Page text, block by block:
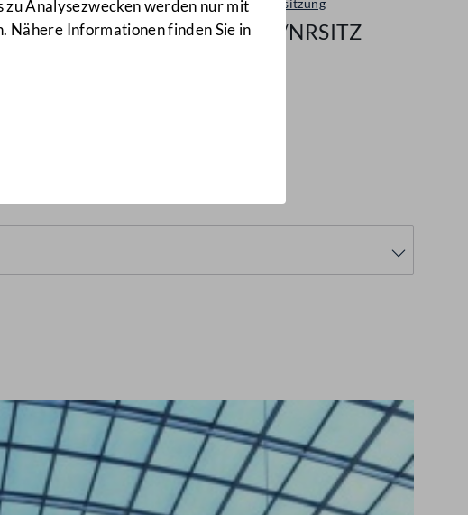
Analysezwecken werden nur mit
Nähere Informationen finden Sie in
Plenarsitzung
123/NRSITZ
1985